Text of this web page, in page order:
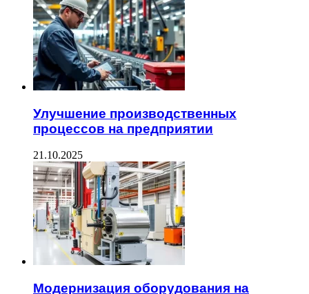
Улучшение производственных
процессов на предприятии
21.10.2025
Модернизация оборудования на